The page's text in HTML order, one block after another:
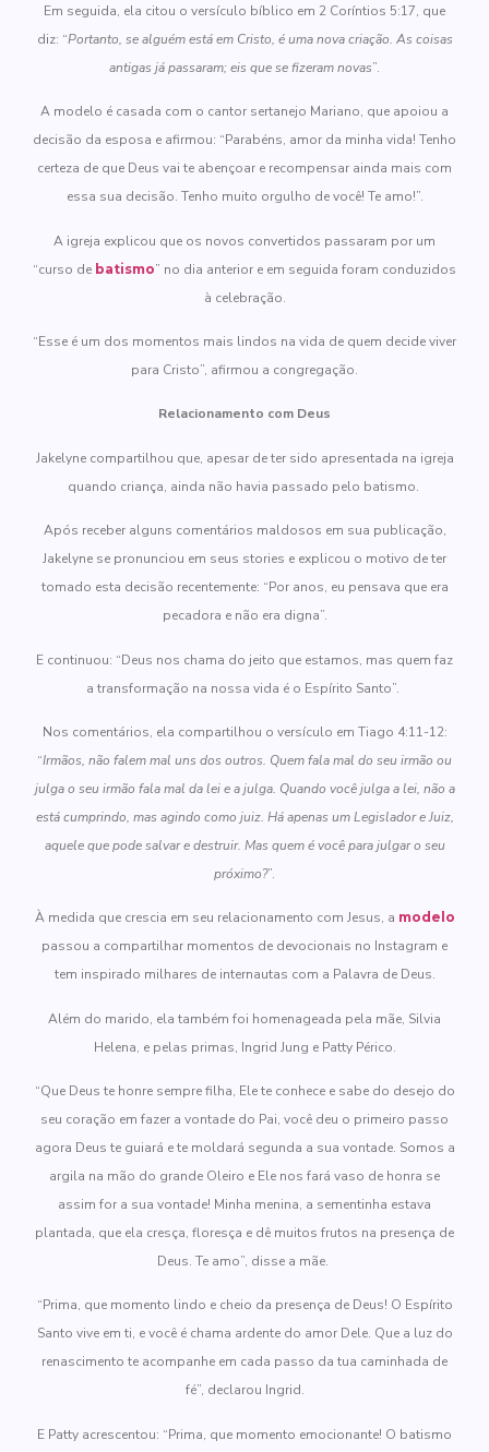
Em seguida, ela citou o versículo bíblico em 2 Coríntios 5:17, que
diz: “Portanto, se alguém está em Cristo, é uma nova criação. As coisas
antigas já passaram; eis que se fizeram novas”.
A modelo é casada com o cantor sertanejo Mariano, que apoiou a
decisão da esposa e afirmou: “Parabéns, amor da minha vida! Tenho
certeza de que Deus vai te abençoar e recompensar ainda mais com
essa sua decisão. Tenho muito orgulho de você! Te amo!”.
A igreja explicou que os novos convertidos passaram por um
“curso de batismo” no dia anterior e em seguida foram conduzidos
à celebração.
“Esse é um dos momentos mais lindos na vida de quem decide viver
para Cristo”, afirmou a congregação.
Relacionamento com Deus
Jakelyne compartilhou que, apesar de ter sido apresentada na igreja
quando criança, ainda não havia passado pelo batismo.
Após receber alguns comentários maldosos em sua publicação,
Jakelyne se pronunciou em seus stories e explicou o motivo de ter
tomado esta decisão recentemente: “Por anos, eu pensava que era
pecadora e não era digna”.
E continuou: “Deus nos chama do jeito que estamos, mas quem faz
a transformação na nossa vida é o Espírito Santo”.
Nos comentários, ela compartilhou o versículo em ‭‭Tiago‬ ‭4‬:‭11‬-‭12:
“Irmãos, não falem mal uns dos outros. Quem fala mal do seu irmão ou
julga o seu irmão fala mal da lei e a julga. Quando você julga a lei, não a
está cumprindo, mas agindo como juiz. Há apenas um Legislador e Juiz,
aquele que pode salvar e destruir. Mas quem é você para julgar o seu
próximo?”.
À medida que crescia em seu relacionamento com Jesus, a modelo
passou a compartilhar momentos de devocionais no Instagram e
tem inspirado milhares de internautas com a Palavra de Deus.
Além do marido, ela também foi homenageada pela mãe, Silvia
Helena, e pelas primas, Ingrid Jung e Patty Périco.
“Que Deus te honre sempre filha, Ele te conhece e sabe do desejo do
seu coração em fazer a vontade do Pai, você deu o primeiro passo
agora Deus te guiará e te moldará segunda a sua vontade. Somos a
argila na mão do grande Oleiro e Ele nos fará vaso de honra se
assim for a sua vontade! Minha menina, a sementinha estava
plantada, que ela cresça, floresça e dê muitos frutos na presença de
Deus. Te amo”, disse a mãe.
“Prima, que momento lindo e cheio da presença de Deus! O Espírito
Santo vive em ti, e você é chama ardente do amor Dele. Que a luz do
renascimento te acompanhe em cada passo da tua caminhada de
fé”, declarou Ingrid.
E Patty acrescentou: “Prima, que momento emocionante! O batismo